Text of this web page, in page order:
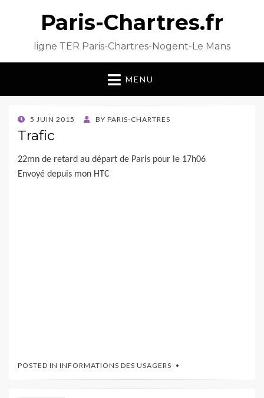
Paris-Chartres.fr
ligne TER Paris-Chartres-Nogent-Le Mans
MENU
POSTED
ON
5 JUIN 2015 BY PARIS-CHARTRES
Trafic
22mn de retard au départ de Paris pour le 17h06
Envoyé depuis mon HTC
POSTED IN INFORMATIONS DES USAGERS